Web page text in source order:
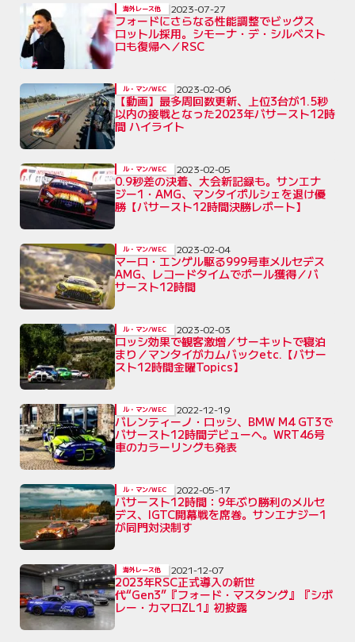
フォードにさらなる性能調整でビッグス
ロットル採用。シモーナ・デ・シルベスト
ロも復帰へ／RSC
海外レース他 2023-07-27
【動画】最多周回数更新、上位3台が1.5秒
以内の接戦となった2023年バサースト12時
間 ハイライト
ル・マン/WEC 2023-02-06
0.9秒差の決着、大会新記録も。サンエナ
ジー1・AMG、マンタイポルシェを退け優
勝【バサースト12時間決勝レポート】
ル・マン/WEC 2023-02-05
マーロ・エンゲル駆る999号車メルセデス
AMG、レコードタイムでポール獲得／バ
サースト12時間
ル・マン/WEC 2023-02-04
ロッシ効果で観客激増／サーキットで寝泊
まり／マンタイがカムバックetc.【バサー
スト12時間金曜Topics】
ル・マン/WEC 2023-02-03
バレンティーノ・ロッシ、BMW M4 GT3で
バサースト12時間デビューへ。WRT46号
車のカラーリングも発表
ル・マン/WEC 2022-12-19
バサースト12時間：9年ぶり勝利のメルセ
デス、IGTC開幕戦を席巻。サンエナジー1
が同門対決制す
ル・マン/WEC 2022-05-17
2023年RSC正式導入の新世
代“Gen3”『フォード・マスタング』『シボ
レー・カマロZL1』初披露
海外レース他 2021-12-07